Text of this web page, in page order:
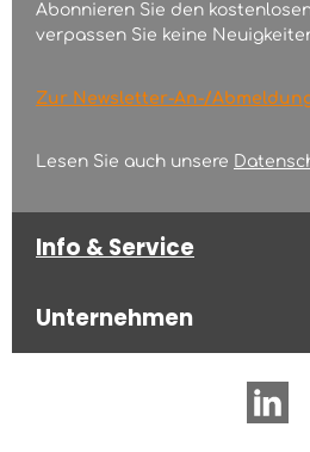
Abonnieren Sie den
verpassen Sie keine
Zur Newsletter-An-/
Lesen Sie auch unsere
Info & Service
Unternehmen